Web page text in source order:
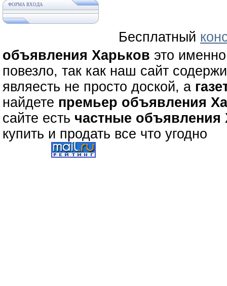
ФОРМА ВХОДА
Бесплатный
объявления Харьков это
повезло, так как наш сайт
являесть не просто доской, а
найдете премьер объявления
сайте есть частные объявления
купить и продать все что угодно